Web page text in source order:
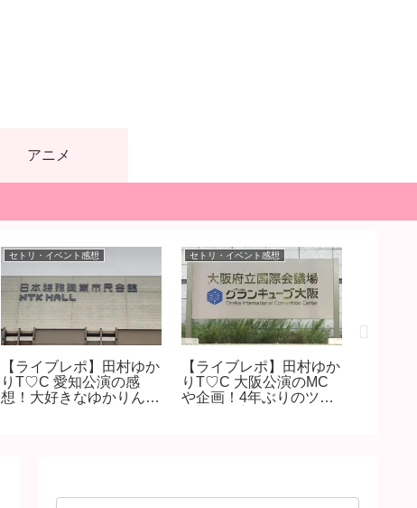
アニメ
セトリ・イベント感想
【ライブレポ】田村ゆか
りT♡C 愛知公演の感
想！大好きなゆかりんと
セトリ・イベント感想
【ライブレポ】田村ゆか
りT♡C 大阪公演のMC
や企画！4年ぶりのツア